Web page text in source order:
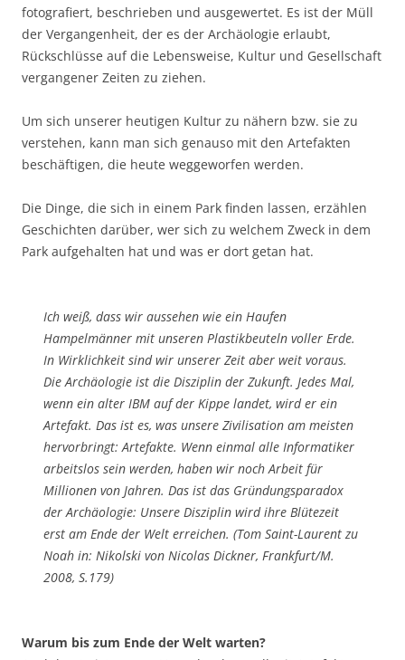
fotografiert, beschrieben und ausgewertet. Es ist der Müll
der Vergangenheit, der es der Archäologie erlaubt,
Rückschlüsse auf die Lebensweise, Kultur und Gesellschaft
vergangener Zeiten zu ziehen.
Um sich unserer heutigen Kultur zu nähern bzw. sie zu
verstehen, kann man sich genauso mit den Artefakten
beschäftigen, die heute weggeworfen werden.
Die Dinge, die sich in einem Park finden lassen, erzählen
Geschichten darüber, wer sich zu welchem Zweck in dem
Park aufgehalten hat und was er dort getan hat.
Ich weiß, dass wir aussehen wie ein Haufen
Hampelmänner mit unseren Plastikbeuteln voller Erde.
In Wirklichkeit sind wir unserer Zeit aber weit voraus.
Die Archäologie ist die Disziplin der Zukunft. Jedes Mal,
wenn ein alter IBM auf der Kippe landet, wird er ein
Artefakt. Das ist es, was unsere Zivilisation am meisten
hervorbringt: Artefakte. Wenn einmal alle Informatiker
arbeitslos sein werden, haben wir noch Arbeit für
Millionen von Jahren. Das ist das Gründungsparadox
der Archäologie: Unsere Disziplin wird ihre Blütezeit
erst am Ende der Welt erreichen. (Tom Saint-Laurent zu
Noah in: Nikolski von Nicolas Dickner, Frankfurt/M.
2008, S.179)
Warum bis zum Ende der Welt warten?